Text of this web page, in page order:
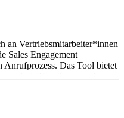
an Vertriebsmitarbeiter*innen
Sales Engagement
Anrufprozess. Das Tool bietet
Forschung und
können zwischen
mit einem